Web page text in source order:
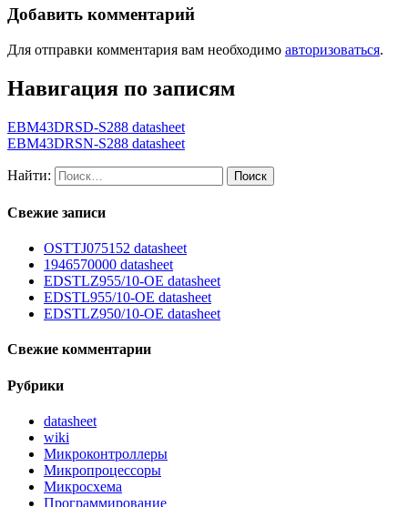
Добавить комментарий
Для отправки комментария вам необходимо авторизоваться.
Навигация по записям
EBM43DRSD-S288 datasheet
EBM43DRSN-S288 datasheet
Найти:
Свежие записи
OSTTJ075152 datasheet
1946570000 datasheet
EDSTLZ955/10-OE datasheet
EDSTL955/10-OE datasheet
EDSTLZ950/10-OE datasheet
Свежие комментарии
Рубрики
datasheet
wiki
Микроконтроллеры
Микропроцессоры
Микросхема
Программирование